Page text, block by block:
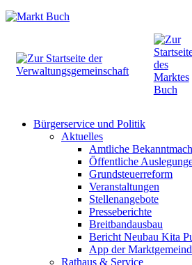
Bürgerservice und Politik
Aktuelles
Amtliche
Öffentliche
Grundsteuerreform
Veranstaltungen
Stellenangebote
Presseberichte
Breitbandausbau
Bericht Neubau Kita
App der
Rathaus & Service